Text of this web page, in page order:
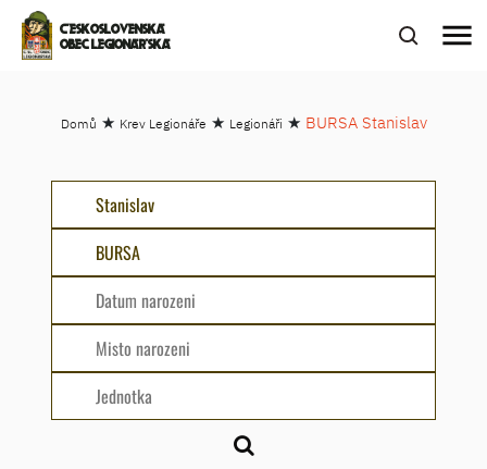
ČESKOSLOVENSKÁ
OBEC LEGIONÁŘSKÁ
menu
Domů ★ Krev Legionáře ★ Legionáři ★ BURSA Stanislav